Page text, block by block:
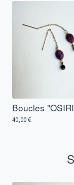
Boucles
40,00€